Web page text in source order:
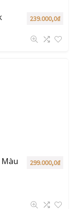
239.000,0₫
299.000,0₫